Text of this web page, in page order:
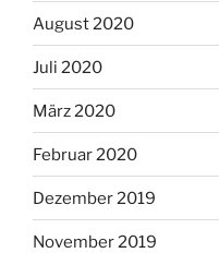
August 2020
Juli 2020
März 2020
Februar 2020
Dezember 2019
November 2019